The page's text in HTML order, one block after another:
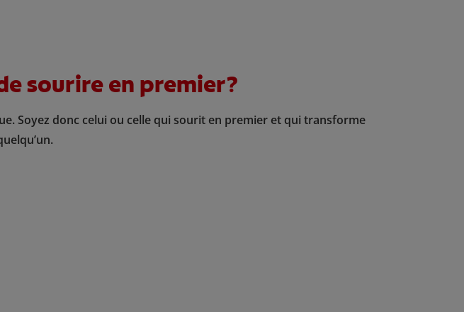
sourire en premier?
Soyez donc celui ou celle qui sourit en premier et qui transforme